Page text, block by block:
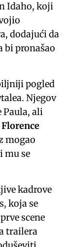
Idaho, koji
dodajući da
bi pronašao
pogled
Njegov
ali
Florence
mogao
mu se
kadrove
koja se
scene
trailera